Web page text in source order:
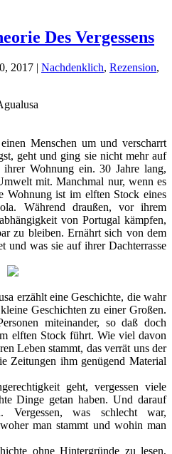
Des Vergessens
2017 | Nachdenklich, Rezension,
Menschen um und verscharrt
geht und ging sie nicht mehr auf
Wohnung ein. 30 Jahre lang,
mit. Manchmal nur, wenn es
Wohnung ist im elften Stock eines
Während draußen, vor ihrem
von Portugal kämpfen,
zu bleiben. Ernährt sich von dem
und was sie auf ihrer Dachterrasse
erzählt eine Geschichte, die wahr
Geschichten zu einer Großen.
miteinander, so daß doch
elften Stock führt. Wie viel davon
Leben stammt, das verrät uns der
Zeitungen ihm genügend Material
geht, vergessen viele
Dinge getan haben. Und darauf
Vergessen, was schlecht war,
man stammt und wohin man
ohne Hintergründe zu lesen,